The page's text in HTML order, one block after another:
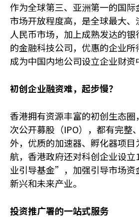
作为全球第三、亚洲第一的国
市场开放程度高，是全球最大
人民币市场，加上成熟发达的
的金融科技公司，优惠的企业
成为中国内地公司设立企业财资
初创企业融资难，起步慢？
香港拥有资源丰富的初创生态
次公开募股（IPO），都有完整
外，优质的加速器、孵化器项
航，香港政府还对科创企业设
业引导基金”，加强引导市场资
新兴和未来产业。
投资推广署的一站式服务